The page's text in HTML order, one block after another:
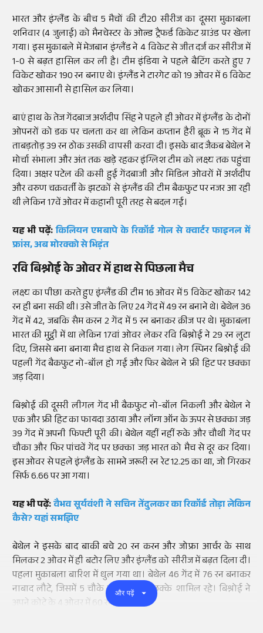
भारत और इंग्लैंड के बीच 5 मैचों की टी20 सीरीज का दूसरा मुकाबला
शनिवार (4 जुलाई) को मैनचेस्टर के ओल्ड ट्रैफर्ड क्रिकेट ग्राउंड पर खेला
गया। इस मुकाबले में मेजबान इंग्लैंड ने 4 विकेट से जीत दर्ज कर सीरीज में
1-0 से बढ़त हासिल कर ली है। टीम इंडिया ने पहले बैटिंग करते हुए 7
विकेट खोकर 190 रन बनाए थे। इंग्लैंड ने टारगेट को 19 ओवर में 6 विकेट
खोकर आसानी से हासिल कर लिया।
बाएं हाथ के तेज गेंदबाज अर्शदीप सिंह ने पहले ही ओवर में इंग्लैंड के दोनों
ओपनरों को डक पर चलता कर था लेकिन कप्तान हैरी ब्रूक ने 15 गेंद में
ताबड़तोड़ 39 रन ठोक उसकी वापसी करवा दी। इसके बाद जैकब बेथेल ने
मोर्चा संभाला और अंत तक खड़े रहकर इंग्लिश टीम को लक्ष्य तक पहुंचा
दिया। अक्षर पटेल की कसी हुई गेंदबाजी और मिडिल ओवरों में अर्शदीप
और वरुण चक्रवर्ती के झटकों से इंग्लैंड की टीम बैकफुट पर नजर आ रही
थी लेकिन 17वें ओवर में कहानी पूरी तरह से बदल गई।
यह भी पढ़ें:किलियन एमबापे के रिकॉर्ड गोल से क्वार्टर फाइनल में
फ्रांस, अब मोरक्को से भिड़ंत
रवि बिश्नोई के ओवर में हाथ से पिछला मैच
लक्ष्य का पीछा करते हुए इंग्लैंड की टीम 16 ओवर में 5 विकेट खोकर 142
रन ही बना सकी थी। उसे जीत के लिए 24 गेंद में 49 रन बनाने थे। बेथेल 36
गेंद में 42, जबकि सैम करन 2 गेंद में 5 रन बनाकर क्रीज पर थे। मुकाबला
भारत की मुट्ठी में था लेकिन 17वां ओवर लेकर रवि बिश्नोई ने 29 रन लुटा
दिए, जिससे बना बनाया मैच हाथ से निकल गया। लेग स्पिनर बिश्नोई की
पहली गेंद बैकफुट नो-बॉल हो गई और फिर बेथेल ने फ्री हिट पर छक्का
जड़ दिया।
बिश्नोई की दूसरी लीगल गेंद भी बैकफुट नो-बॉल निकली और बेथेल ने
एक और फ्री हिट का फायदा उठाया और लॉन्ग ऑन के ऊपर से छक्का जड़
39 गेंद में अपनी फिफ्टी पूरी की। बेथेल यहीं नहीं रुके और चौथी गेंद पर
चौका और फिर पांचवें गेंद पर छक्का जड़ भारत को मैच से दूर कर दिया।
इस ओवर से पहले इंग्लैंड के सामने जरूरी रन रेट 12.25 का था, जो गिरकर
सिर्फ 6.66 पर आ गया।
यह भी पढ़ें:वैभव सूर्यवंशी ने सचिन तेंदुलकर का रिकॉर्ड तोड़ा लेकिन
कैसे? यहां समझिए
बेथेल ने इसके बाद बाकी बचे 20 रन करन और जोफ्रा आर्चर के साथ
मिलकर 2 ओवर में ही बटोर लिए और इंग्लैंड को सीरीज में बढ़त दिला दी।
पहला मुकाबला बारिश में धुल गया था। बेथेल 46 गेंद में 76 रन बनाकर
नाबाद लौटे, जिसमें 5 चौके और इतने ही छक्के शामिल रहे। बिश्नोई ने
अपने कोटे के 4 ओवर में 60 रन खर्चे।
और पढ़ें